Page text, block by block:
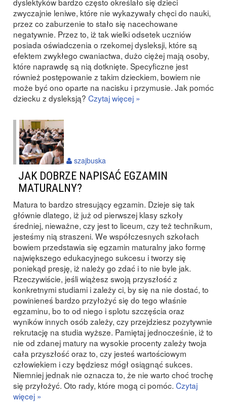
zwyczajnie leniwe, które nie wykazywały chęci do nauki,
przez co zaburzenie to stało się nacechowane
negatywnie. Przez to, iż tak wielki odsetek uczniów
posiada oświadczenia o rzekomej dysleksji, które są
efektem zwykłego cwaniactwa, dużo ciężej mają osoby,
które naprawdę są nią dotknięte. Specyficzne jest
również postępowanie z takim dzieckiem, bowiem nie
może być ono oparte na nacisku i przymusie. Jak pomóc
dziecku z dysleksją? Czytaj więcej »
JAK DOBRZE NAPISAĆ EGZAMIN
MATURALNY?
Matura to bardzo stresujący egzamin. Dzieje się tak
głównie dlatego, iż już od pierwszej klasy szkoły
średniej, nieważne, czy jest to liceum, czy też technikum,
jesteśmy nią straszeni. We współczesnych szkołach
bowiem przedstawia się egzamin maturalny jako formę
największego edukacyjnego sukcesu i tworzy się
poniekąd presję, iż należy go zdać i to nie byle jak.
Rzeczywiście, jeśli wiążesz swoją przyszłość z
konkretnymi studiami i zależy ci, by się na nie dostać, to
powinieneś bardzo przyłożyć się do tego właśnie
egzaminu, bo to od niego i splotu szczęścia oraz
wyników innych osób zależy, czy przejdziesz pozytywnie
rekrutację na studia wyższe. Pamiętaj jednocześnie, iż to
nie od zdanej matury na wysokie procenty zależy twoja
cała przyszłość oraz to, czy jesteś wartościowym
człowiekiem i czy będziesz mógł osiągnąć sukces.
Niemniej jednak nie oznacza to, że nie warto choć trochę
się przyłożyć. Oto rady, które mogą ci pomóc. Czytaj
więcej »
szajbuska